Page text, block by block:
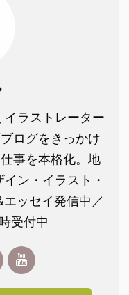
ラストレーター
ログをきっかけ
事を本格化。地
ン・イラスト・
ッセイ発信中／
受付中